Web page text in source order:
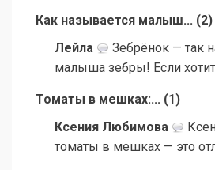
Как называется малыш... (2)
Лейла
Зебрёнок — так
малыша зебры! Если
Томаты в мешках:... (1 )
Ксения Любимова
томаты в мешках — это